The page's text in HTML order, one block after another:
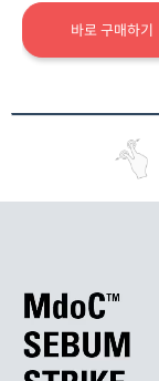
바로 구매하기